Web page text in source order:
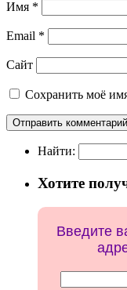
Имя *
Email *
Сайт
Сохранить моё
Найти:
Хотите
Введите